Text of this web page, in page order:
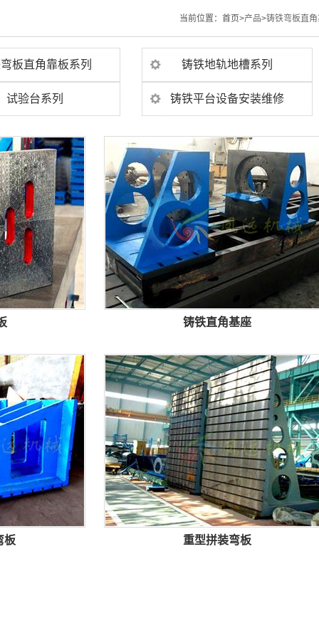
当前位置： 首页>产品>铸铁弯板直
板直角靠板系列 铸铁地轨地槽系列
试验台系列 铸铁平台设备安装维修
铸铁直角基座
板 重型拼装弯板